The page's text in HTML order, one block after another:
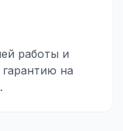
работы и
на